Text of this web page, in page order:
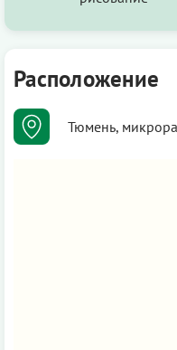
Расположение
Тюмень,